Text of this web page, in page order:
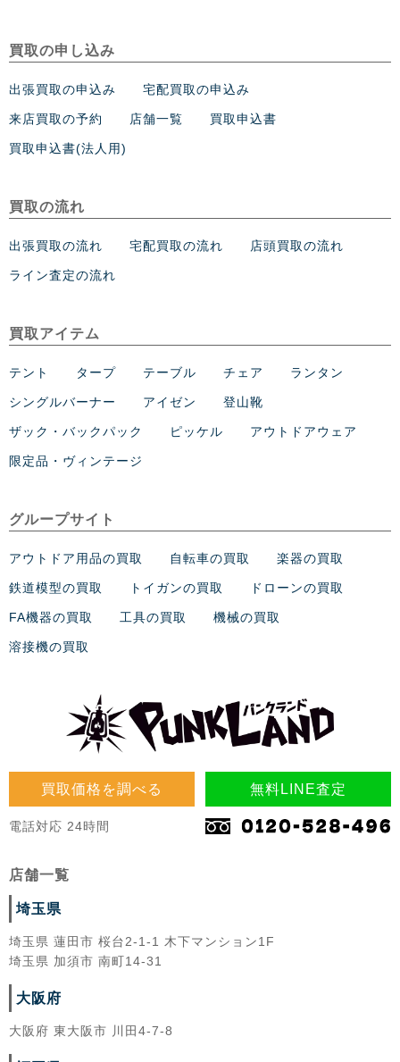
買取価格を調べる 無料LINE査定
電話対応 24時間
店舗一覧
埼玉県
埼玉県 蓮田市 桜台2-1-1 木下マンション1F
埼玉県 加須市 南町14-31
大阪府
大阪府 東大阪市 川田4-7-8
買取の申し込み
出張買取の申込み 宅配買取の申込み
来店買取の予約 店舗一覧 買取申込書
買取申込書(法人用)
買取の流れ
出張買取の流れ 宅配買取の流れ 店頭買取の流れ
ライン査定の流れ
買取アイテム
テント タープ テーブル チェア ランタン
シングルバーナー アイゼン 登山靴
ザック・バックパック ピッケル アウトドアウェア
限定品・ヴィンテージ
グループサイト
アウトドア用品の買取 自転車の買取 楽器の買取
鉄道模型の買取 トイガンの買取 ドローンの買取
FA機器の買取 工具の買取 機械の買取
溶接機の買取